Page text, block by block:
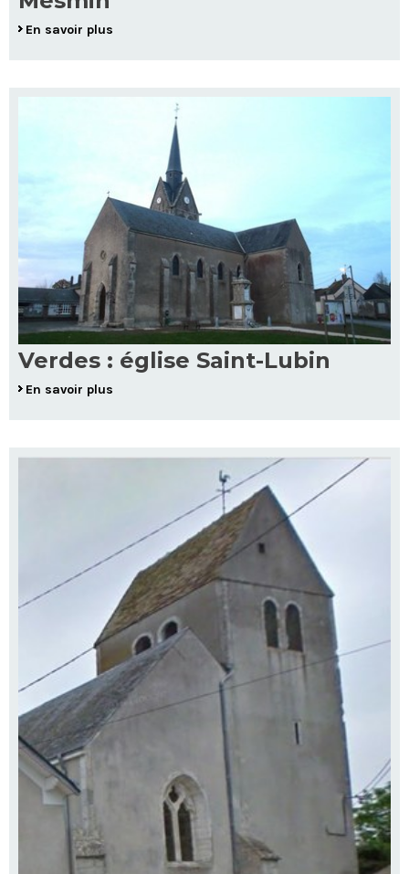
En savoir plus
Verdes : église Saint-Lubin
En savoir plus